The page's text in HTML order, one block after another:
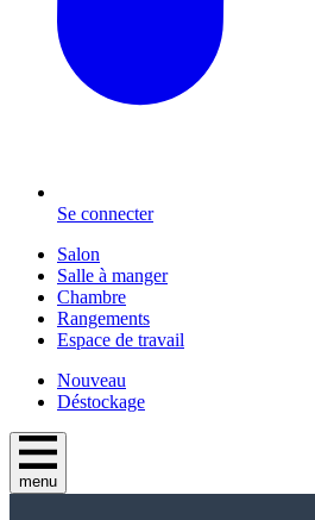
Se connecter
Salon
Salle à manger
Chambre
Rangements
Espace de travail
Nouveau
Déstockage
menu